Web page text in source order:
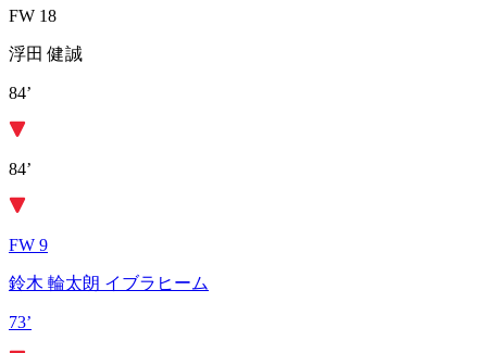
FW 18
浮田 健誠
84’
84’
FW 9
鈴木 輪太朗 イブラヒーム
73’